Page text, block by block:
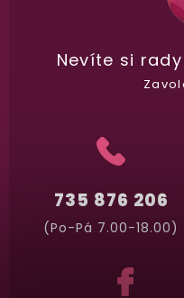
735 876 206
(Po-Pá 7.00-18.00)
Nevíte si rady